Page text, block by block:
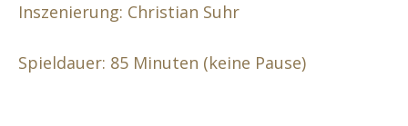
Inszenierung: Christian Suhr
Spieldauer: 85 Minuten (keine Pause)